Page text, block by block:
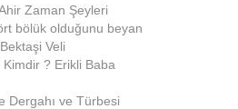
Zaman Şeyleri
bölük olduğunu beyan
Veli
Kimdir ? Erikli Baba
Dergahı ve Türbesi